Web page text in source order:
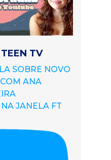
TV
SOBRE NOVO
ANA
JANELA FT